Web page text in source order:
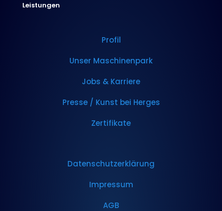
Leistungen
Profil
Unser Maschinenpark
Jobs & Karriere
Presse / Kunst bei Herges
Zertifikate
Datenschutzerklärung
Impressum
AGB